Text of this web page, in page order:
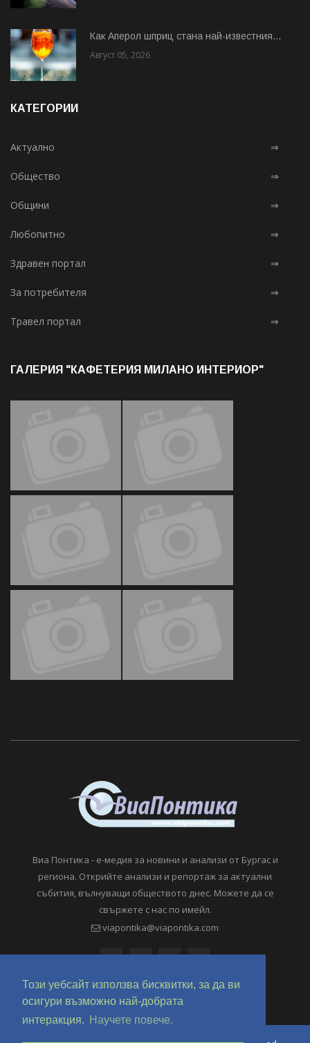
Този уебсайт използва бисквитки, за да ви
осигури възможно най-добрата
интеракция.
Научете повече.
Как Аперол шприц стана най-известния...
Август 05, 2026
КАТЕГОРИИ
Актуално ⇒
Общество ⇒
Общини ⇒
Любопитно ⇒
Здравен портал ⇒
За потребителя ⇒
Травел портал ⇒
ГАЛЕРИЯ "КАФЕТЕРИЯ МИЛАНО ИНТЕРИОР"
Виа Понтика - е-медия за новини и анализи от Бургас и
региона. Открийте анализи и репортаж за актуални
събития, вълнуващи обществото днес. Можете да се
свържете с нас по имейл.
viapontika@viapontika.com